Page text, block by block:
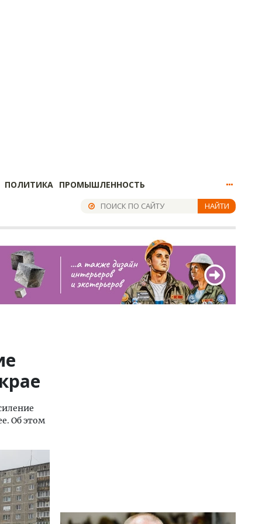
ПОЛИТИКА ПРОМЫШЛЕННОСТЬ
НАЙТИ
Об этом